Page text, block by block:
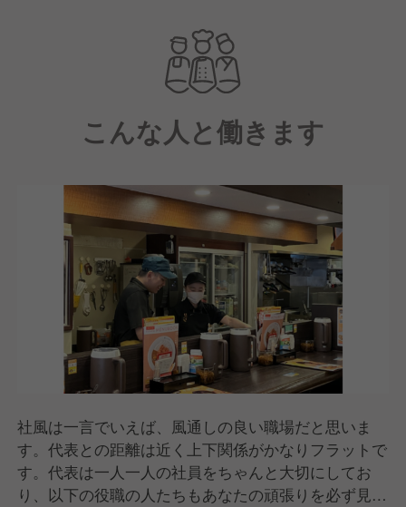
こんな人と働きます
社風は一言でいえば、風通しの良い職場だと思いま
す。代表との距離は近く上下関係がかなりフラットで
す。代表は一人一人の社員をちゃんと大切にしてお
り、以下の役職の人たちもあなたの頑張りを必ず見つ